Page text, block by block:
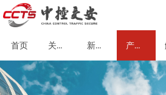
首页 关于我们 新闻动态 产品中心